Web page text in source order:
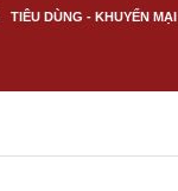
TIÊU DÙNG - KHUYẾN MẠI